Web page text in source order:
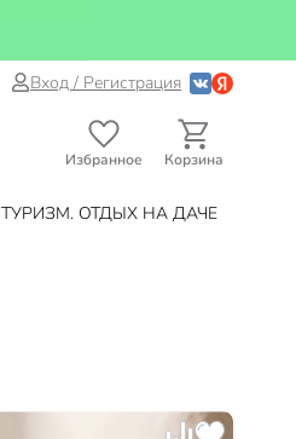
Вход / Регистрация
Избранное Корзина
ТУРИЗМ. ОТДЫХ НА ДАЧЕ